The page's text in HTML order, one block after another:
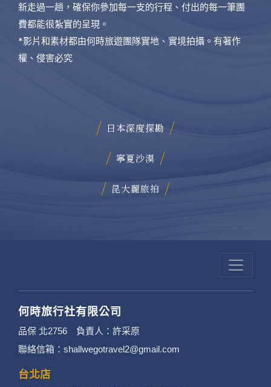
新走過一趟，確保你參加每一支的行程、付出的每一筆團
費都能很紮實的呈現。
*影片和素材都由何時旅遊團隊實地、實境拍攝。有著作
權、侵害必究
日本深度探勘
寧夏沙漠
昆大麗旅拍
何時旅行社有限公司
品保 北2756 負責人：許采原
聯絡信箱：shallwegotravel2@gmail.com
台北店